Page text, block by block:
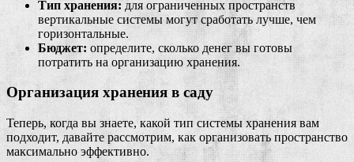
Тип хранения:для ограниченных пространств
вертикальные системы могут сработать лучше, чем
горизонтальные.
Бюджет: определите, сколько денег вы готовы
потратить на организацию хранения.
Организация хранения в саду
Теперь, когда вы знаете, какой тип системы хранения вам
подходит, давайте рассмотрим, как организовать пространство
максимально эффективно.